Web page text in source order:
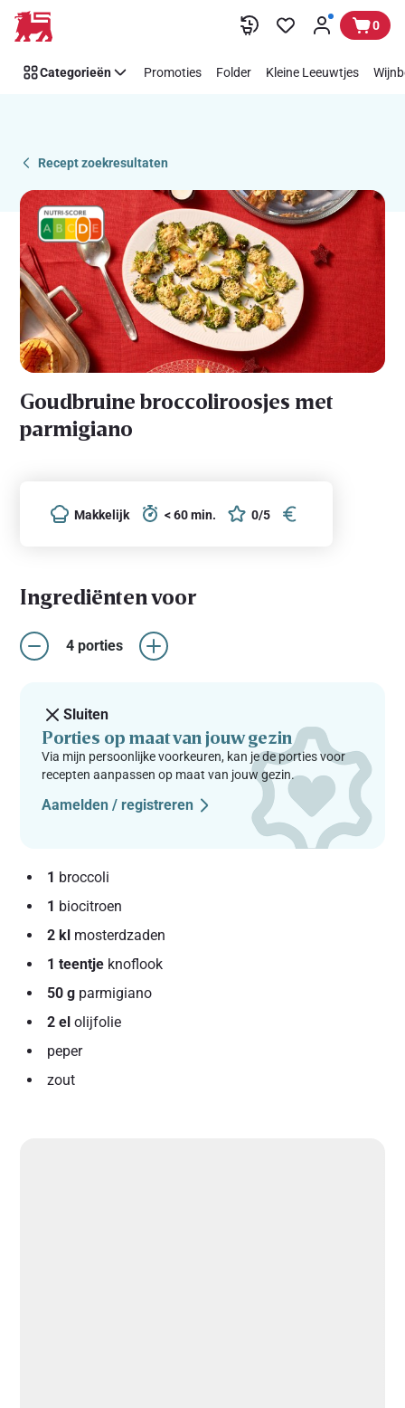
Overslaan
Recipe
Details
0
Categorieën Promoties Folder Kleine Leeuwtjes
Recept zoekresultaten
Goudbruine broccoliroosjes met
parmigiano
Makkelijk < 60 min. 0/5
Ingrediënten voor
4 porties
Sluiten
Porties op maat van jouw gezin
Via mijn persoonlijke voorkeuren, kan je de porties voor
recepten aanpassen op maat van jouw gezin.
Aamelden / registreren
1 broccoli
1 biocitroen
2 kl mosterdzaden
1 teentje knoflook
50 g parmigiano
2 el olijfolie
peper
zout